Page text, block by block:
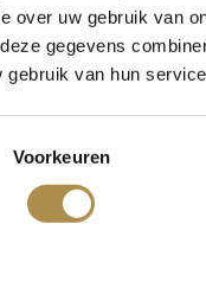
over uw gebruik van
gegevens
van hun
Voorkeuren